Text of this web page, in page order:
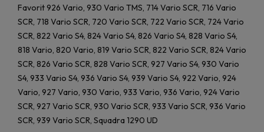
Favorit 926 Vario, 930 Vario TMS, 714 Vario SCR, 716 Vario
SCR, 718 Vario SCR, 720 Vario SCR, 722 Vario SCR, 724 Vario
SCR, 822 Vario S4, 824 Vario S4, 826 Vario S4, 828 Vario S4,
818 Vario, 820 Vario, 819 Vario SCR, 822 Vario SCR, 824 Vario
SCR, 826 Vario SCR, 828 Vario SCR, 927 Vario S4, 930 Vario
S4, 933 Vario S4, 936 Vario S4, 939 Vario S4, 922 Vario, 924
Vario, 927 Vario, 930 Vario, 933 Vario, 936 Vario, 924 Vario
SCR, 927 Vario SCR, 930 Vario SCR, 933 Vario SCR, 936 Vario
SCR, 939 Vario SCR, Squadra 1290 UD